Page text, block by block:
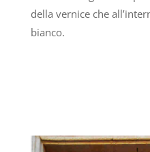
della vernice che
bianco.